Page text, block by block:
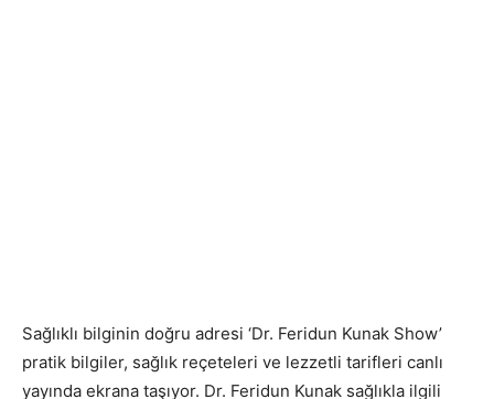
Sağlıklı bilginin doğru adresi ‘Dr. Feridun Kunak Show’
pratik bilgiler, sağlık reçeteleri ve lezzetli tarifleri canlı
yayında ekrana taşıyor. Dr. Feridun Kunak sağlıkla ilgili